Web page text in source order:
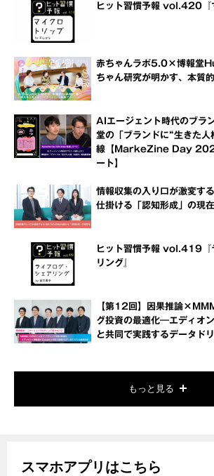
ヒット習慣予報 vol.420『
赤ちゃんラボ5.0×博報
ちゃん研究が明かす、本質
AIエージェント時代のブラ
堂の「ブランドに“生きた人
線【MarkeZine Day
ート】
情報収集の入り口が激変す
仕掛ける「認知形成」の現
ヒット習慣予報 vol.419『
リング』
【第12回】因果推論
グ投資の最適化―エディオ
と共同で実践するデータド
もっと見る
スマホアプリはこちら